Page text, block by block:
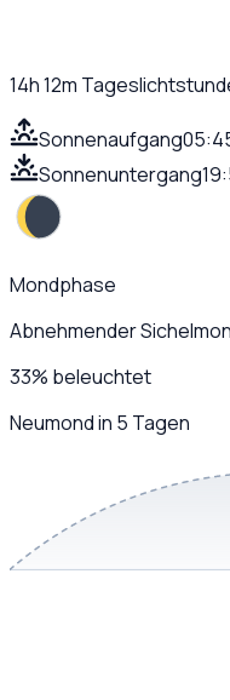
14h 12m
Sonnenaufgang
Sonnenuntergang
Mondphase
Abnehmender
33% beleuchtet
Neumond in 5 Tagen